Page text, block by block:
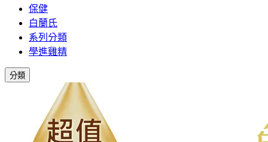
保健
白蘭氏
系列分類
學進雞精
分類